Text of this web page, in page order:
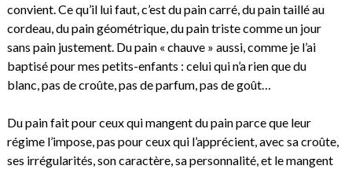
convient. Ce qu’il lui faut, c’est du pain carré, du pain taillé au
cordeau, du pain géométrique, du pain triste comme un jour
sans pain justement. Du pain « chauve » aussi, comme je l’ai
baptisé pour mes petits-enfants : celui qui n’a rien que du
blanc, pas de croûte, pas de parfum, pas de goût…
Du pain fait pour ceux qui mangent du pain parce que leur
régime l’impose, pas pour ceux qui l’apprécient, avec sa croûte,
ses irrégularités, son caractère, sa personnalité, et le mangent